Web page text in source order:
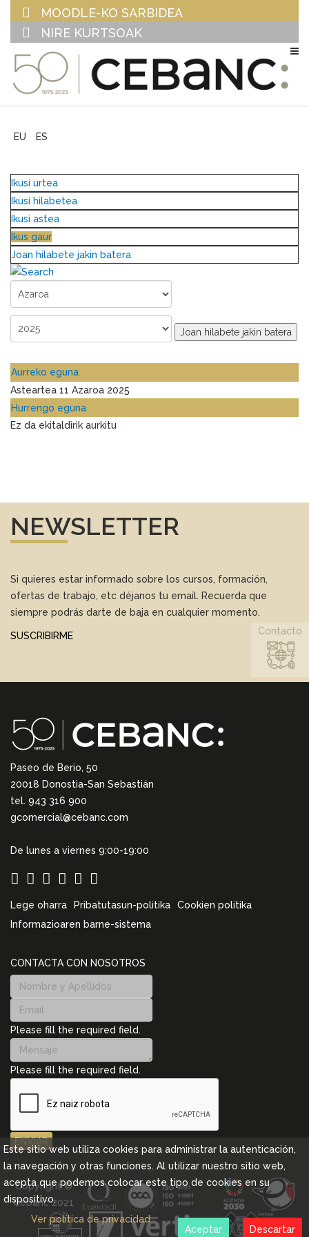
MOODLE-KO SARBIDEA
NIRE KURTSOAK
EU ES
Ikusi urtea
Ikusi hilabetea
Ikusi astea
Ikus gaur
Joan hilabete jakin batera
Joan hilabete jakin batera
Aurreko eguna
Asteartea 11 Azaroa 2025
Hurrengo eguna
Ez da ekitaldirik aurkitu
NEWSLETTER
Si quieres estar informado sobre los cursos, formación,
ofertas de trabajo, etc déjanos tu email. Recuerda que
siempre podrás darte de baja en cualquier momento.
SUSCRIBIRME
Paseo de Berio, 50
20018 Donostia-San Sebastián
tel. 943 316 900
gcomercial@cebanc.com
De lunes a viernes 9:00-19:00
Lege oharra Pribatutasun-politika
Cookien politika
Informazioaren barne-sistema
CONTACTA CON NOSOTROS
Please fill the required field.
Please fill the required field.
ENVIAR
Contacto
Copyright ©
Cebanc 2021
Este sitio web utiliza cookies para administrar la autenticación,
la navegación y otras funciones. Al utilizar nuestro sitio web,
acepta que podemos colocar este tipo de cookies en su
dispositivo.
Ver política de privacidad
Descartar
Aceptar